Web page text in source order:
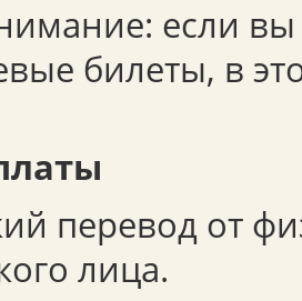
если вы
билеты, в
перевод от
лица.